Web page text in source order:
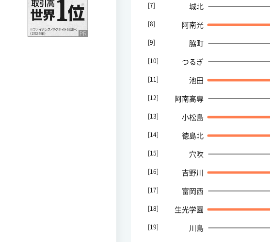
[7]
[8]
[9]
[10]
[11]
[12]
[13]
[14]
[15]
[16]
[17]
[18]
[19]
城北
阿南光
脇町
つるぎ
池田
阿南高専
小松島
徳島北
穴吹
吉野川
富岡西
生光学園
川島